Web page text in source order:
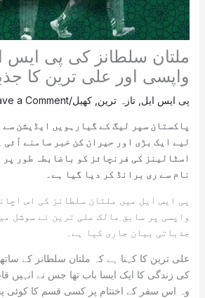
ملتان سلطانز کی پی ایس
واپسی اور علی ترین کا
پی ایس ایل تازہ ترین کھیل/
a Comment
پاکستان سپر لیگ کے گیارہویں ایڈیشن
لیے ایک بڑی اور حیران کن خبر سامنے آئی
اسٹالینز کی فرنچائز کو باضابطہ طور
نام سے ری برانڈ کر دیا گیا ہے۔
پی ایس ایل میں ملتان سلطانز کی اس
واپسی پر سابق مالک علی ترین نے سوشل
جذباتی بیان جاری کیا ہے۔
علی ترین کا کہنا ہے کہ ملتان سلطانز کے
کی زندگی کا ایک ایسا باب تھا جس نے انہیں
وہ اس سفر کے اختتام پر کسی قسم کا کوئی